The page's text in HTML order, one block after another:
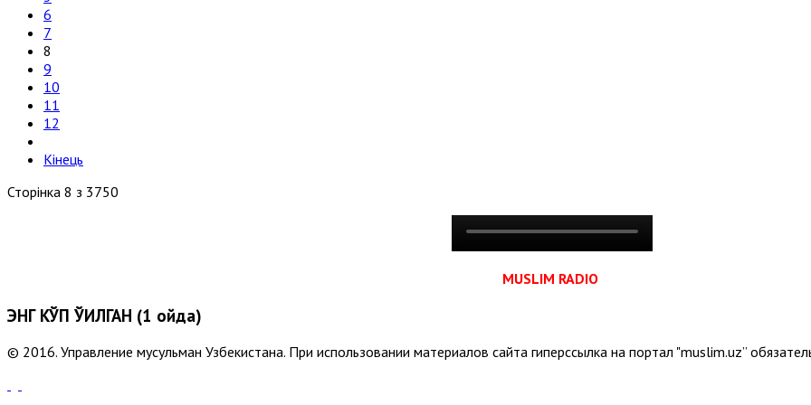
6
7
8
9
10
11
12
Кінець
Сторінка 8 з 3750
MUSLIM RADIO
ЭНГ КЎП ЎҚИЛГАН (1 ойда)
© 2016. Управление мусульман Узбекистана. При использовании материалов сайта гиперссылка на портал "muslim.uz”